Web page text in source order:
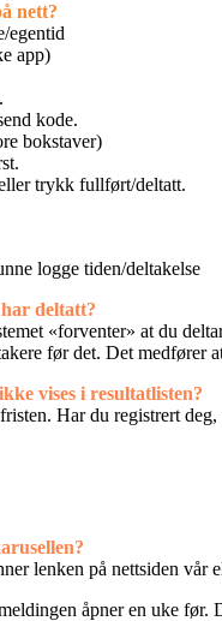
nett?
egentid
app)
kode.
bokstaver)
trykk fullført/deltatt.
logge tiden/deltakelse
deltatt?
«forventer» at du
før det. Det medfører
vises i resultatlisten?
Har du registrert
lenken på nettsiden vår
åpner en uke